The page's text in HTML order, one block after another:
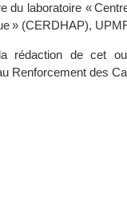
du laboratoire «
» (CERDHAP),
rédaction de cet
Renforcement des